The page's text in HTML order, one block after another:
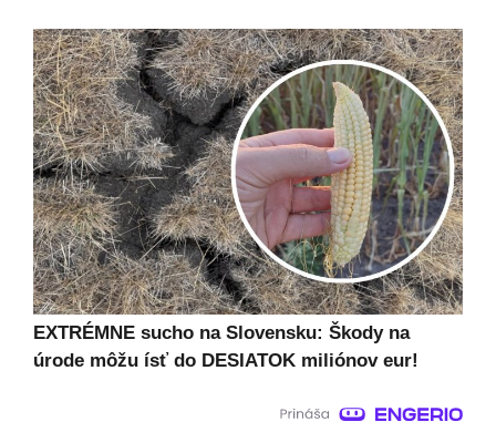
EXTRÉMNE sucho na Slovensku: Škody na
úrode môžu ísť do DESIATOK miliónov eur!